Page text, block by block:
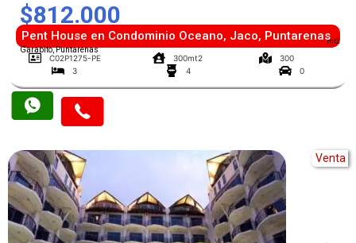
mt2
$812.000
Pent House en Condominio Oceano, Jaco, Puntarenas
Garabito, Puntarenas
C02P1275-PE 300mt2
300
3
4 0
Venta